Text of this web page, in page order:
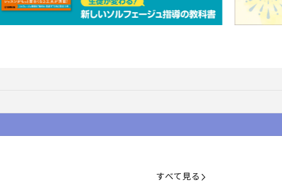
すべて見る